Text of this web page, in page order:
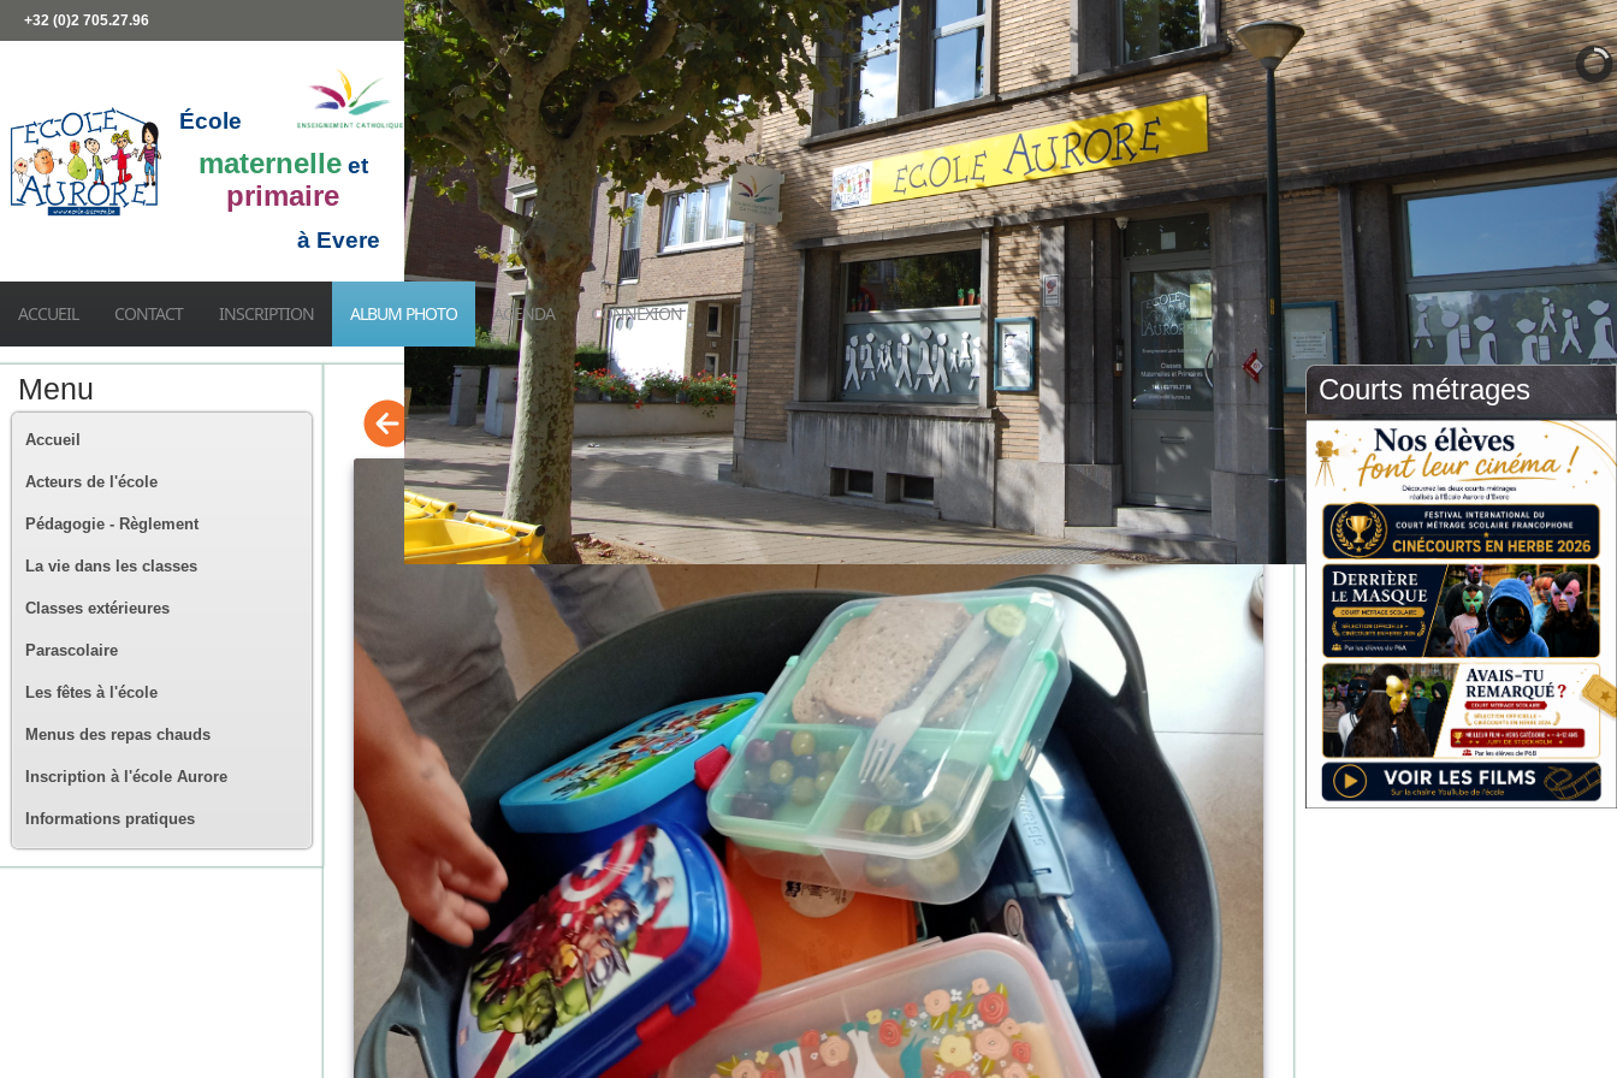
+32 (0)2 705.27.96
École
maternelle et
primaire
à Evere
ACCUEIL CONTACT INSCRIPTION ALBUM PHOTO AGENDA CONNEXION
Menu
Accueil
Acteurs de l'école
Pédagogie - Règlement
La vie dans les classes
Classes extérieures
Parascolaire
Les fêtes à l'école
Menus des repas chauds
Inscription à l'école Aurore
Informations pratiques
Courts métrages